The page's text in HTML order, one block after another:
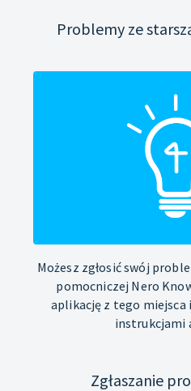
Problemy ze
Możesz zgłosić swój
pomocniczej Nero
aplikację z tego miejsca
instrukcjami
Zgłaszanie